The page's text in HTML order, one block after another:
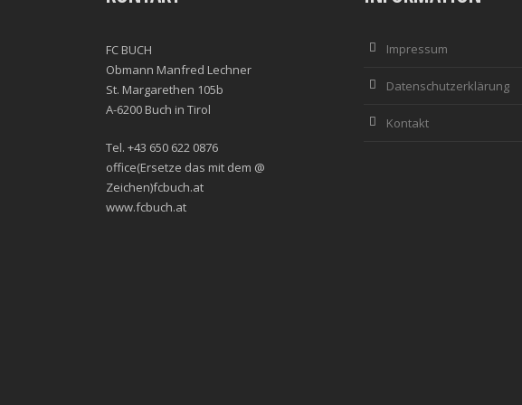
FC BUCH
Obmann Manfred Lechner
St. Margarethen 105b
A-6200 Buch in Tirol
Tel. +43 650 622 0876
office(Ersetze das mit dem @
Zeichen)fcbuch.at
www.fcbuch.at
Impressum
Datenschutzerklärung
Kontakt